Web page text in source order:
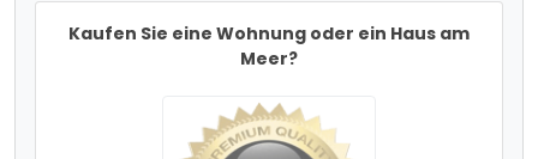
Kaufen Sie eine Wohnung oder ein Haus am
Meer?